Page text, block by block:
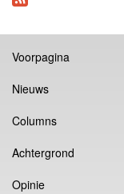
Voorpagina
Nieuws
Columns
Achtergrond
Opinie